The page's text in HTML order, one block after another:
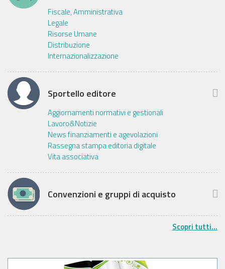
Fiscale, Amministrativa
Legale
Risorse Umane
Distribuzione
Internazionalizzazione
Sportello editore
Aggiornamenti normativi e gestionali
Lavoro&Notizie
News finanziamenti e agevolazioni
Rassegna stampa editoria digitale
Vita associativa
Convenzioni e gruppi di acquisto
Scopri tutti...